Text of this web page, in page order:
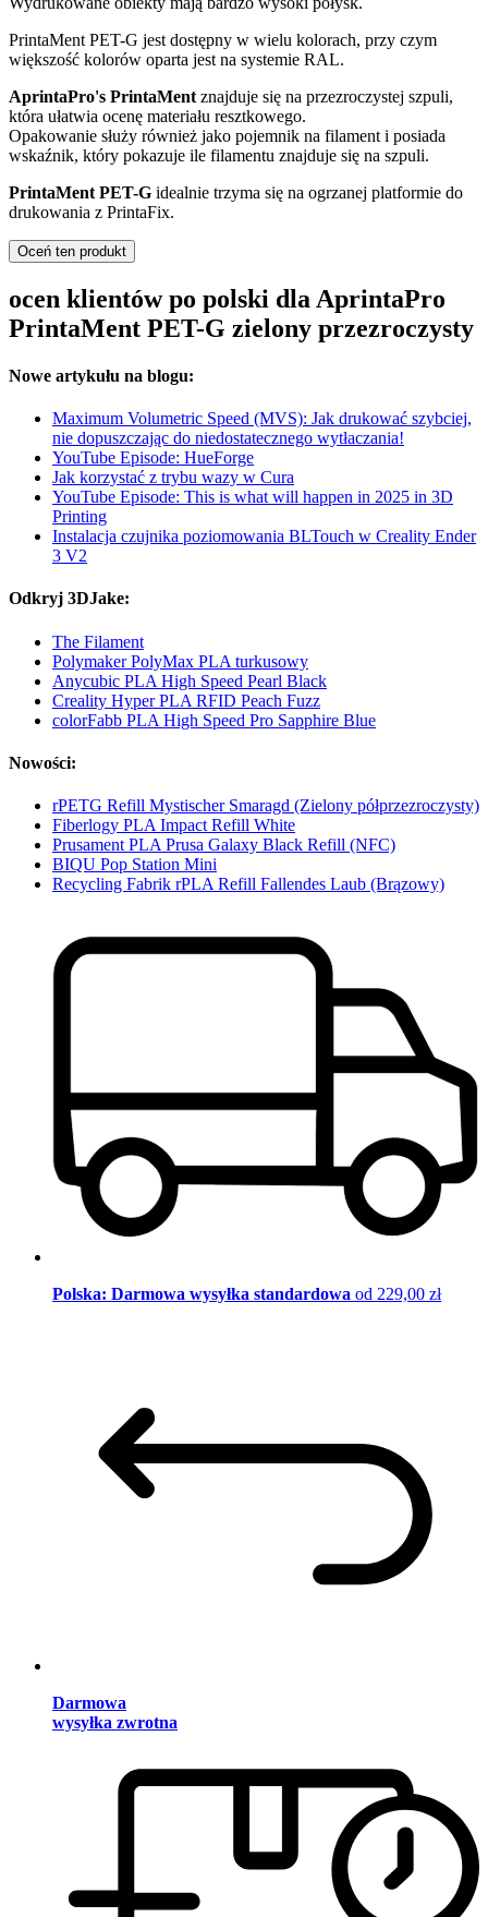
PrintaMent PET-G jest dostępny w wielu kolorach, przy czym
większość kolorów oparta jest na systemie RAL.
AprintaPro's PrintaMent znajduje się na przezroczystej szpuli,
która ułatwia ocenę materiału resztkowego.
Opakowanie służy również jako pojemnik na filament i posiada
wskaźnik, który pokazuje ile filamentu znajduje się na szpuli.
PrintaMent PET-G idealnie trzyma się na ogrzanej platformie do
drukowania z PrintaFix.
Oceń ten produkt
ocen klientów po polski dla AprintaPro
PrintaMent PET-G zielony przezroczysty
Nowe artykułu na blogu:
Maximum Volumetric Speed (MVS): Jak drukować szybciej,
nie dopuszczając do niedostatecznego wytłaczania!
YouTube Episode: HueForge
Jak korzystać z trybu wazy w Cura
YouTube Episode: This is what will happen in 2025 in 3D
Printing
Instalacja czujnika poziomowania BLTouch w Creality Ender
3 V2
Odkryj 3DJake:
The Filament
Polymaker PolyMax PLA turkusowy
Anycubic PLA High Speed Pearl Black
Creality Hyper PLA RFID Peach Fuzz
colorFabb PLA High Speed Pro Sapphire Blue
Nowości:
rPETG Refill Mystischer Smaragd (Zielony półprzezroczysty)
Fiberlogy PLA Impact Refill White
Prusament PLA Prusa Galaxy Black Refill (NFC)
BIQU Pop Station Mini
Recycling Fabrik rPLA Refill Fallendes Laub (Brązowy)
Polska: Darmowa wysyłka standardowa od 229,00 zł
Darmowa
wysyłka zwrotna